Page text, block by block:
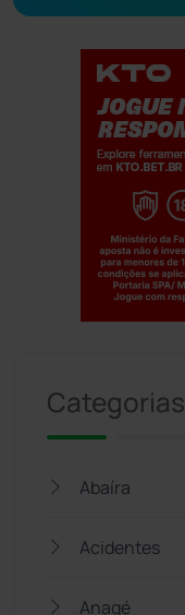
Categorias
Abaíra
Acidentes
Anagé